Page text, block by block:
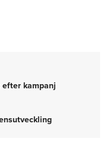
efter kampanj